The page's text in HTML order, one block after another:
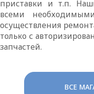
приставки и т.п.
всеми
осуществления
только с
запчастей.
ВСЕ